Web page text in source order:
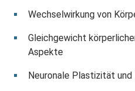
Wechselwirkung von
Gleichgewicht
Aspekte
Neuronale Plastizität und